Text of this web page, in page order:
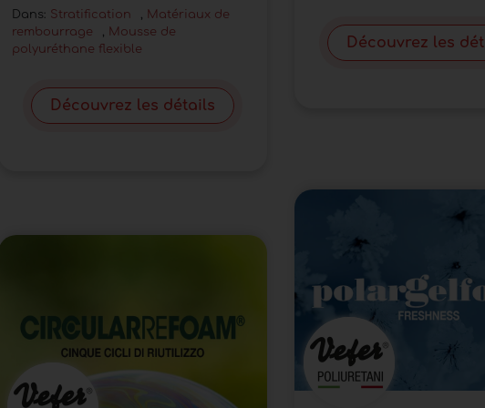
Dans: Stratification
Matériaux de
rembourrage
Mousse de
polyuréthane flexible
Découvrez les détails
Découvrez les